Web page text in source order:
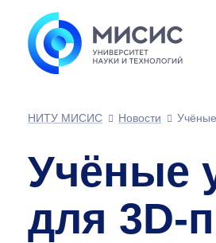
НИТУ МИСИС Новости
Учёные
для 3D-